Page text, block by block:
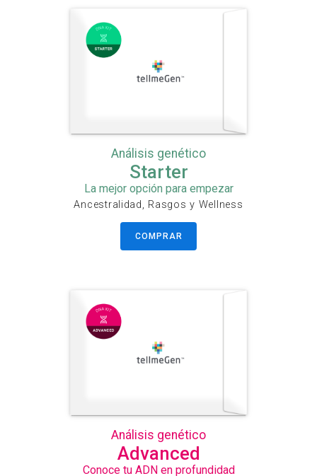
Análisis genético
Starter
La mejor opción para empezar
Ancestralidad, Rasgos y Wellness
COMPRAR
Análisis genético
Advanced
Conoce tu ADN en profundidad